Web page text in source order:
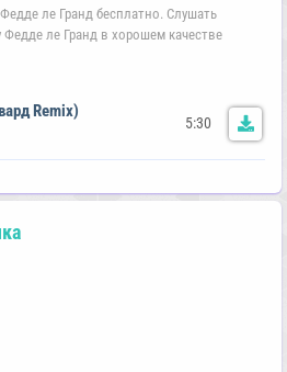
ле Гранд бесплатно. Слушать
ле Гранд в хорошем качестве
Remix)
5:30